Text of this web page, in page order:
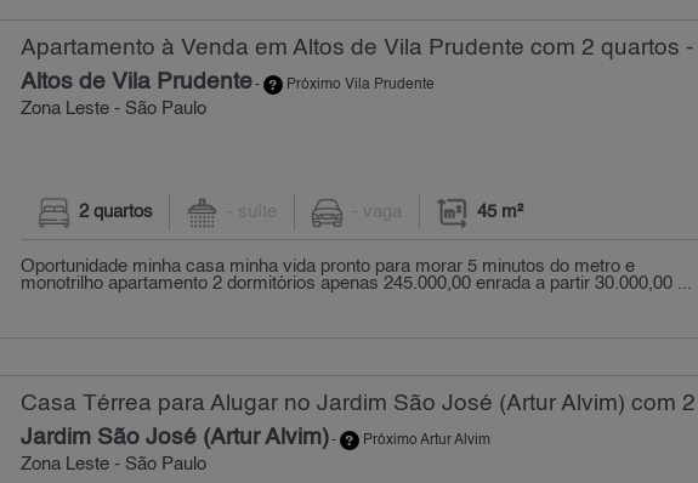
Apartamento à Venda em Altos de Vila Prudente com 2 quartos -
Altos de Vila Prudente- Próximo Vila Prudente
Zona Leste - São Paulo
2 quartos - suíte - vaga 45 m²
Oportunidade minha casa minha vida pronto para morar 5 minutos do metro e
monotrilho apartamento 2 dormitórios apenas 245.000,00 enrada a partir 30.000,00 ...
Casa Térrea para Alugar no Jardim São José (Artur Alvim) com
Jardim São José (Artur Alvim)- Próximo Artur Alvim
Zona Leste - São Paulo